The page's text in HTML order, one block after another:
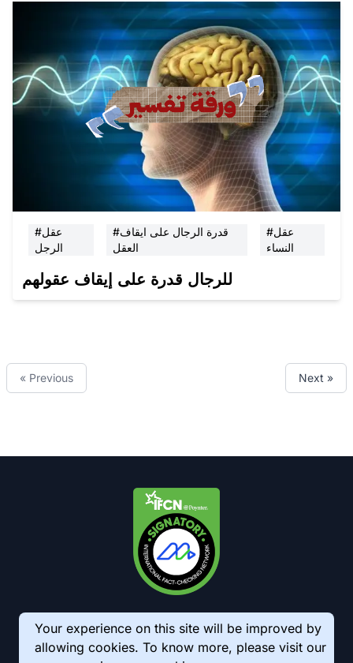
#عقل
الرجل
#قدرة الرجال على ايقاف
العقل
#عقل
النساء
للرجال قدرة على إيقاف عقولهم
« Previous Next »
Your experience on this site will be improved by
allowing cookies. To know more, please visit our